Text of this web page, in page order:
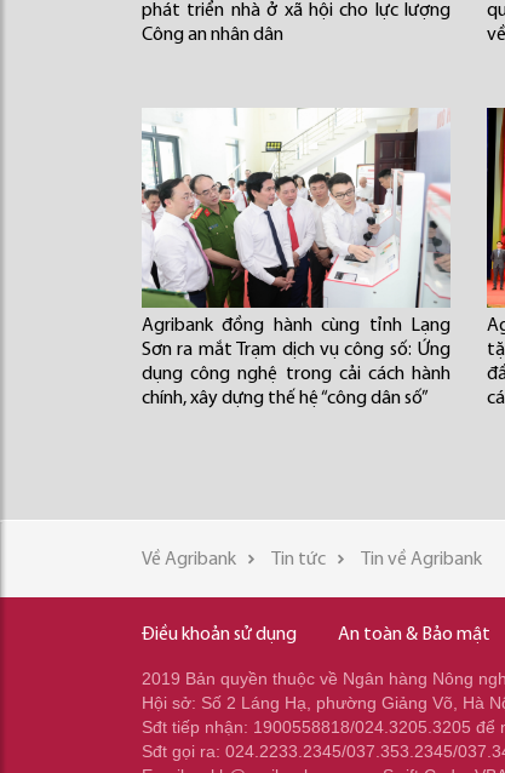
phát triển nhà ở xã hội cho lực lượng
Công an nhân dân
Agribank đồng hành cùng tỉnh Lạng
Sơn ra mắt Trạm dịch vụ công số: Ứng
dụng công nghệ trong cải cách hành
chính, xây dựng thế hệ “công dân số”
Về Agribank Tin tức Tin về Agribank
Điều khoản sử dụng An toàn & Bảo mật
2019 Bản quyền thuộc về Ngân hàng Nông
Hội sở: Số 2 Láng Hạ, phường Giảng Võ, Hà
Sđt tiếp nhận: 1900558818/024.3205.3205 để
Sđt gọi ra: 024.2233.2345/037.353.2345/